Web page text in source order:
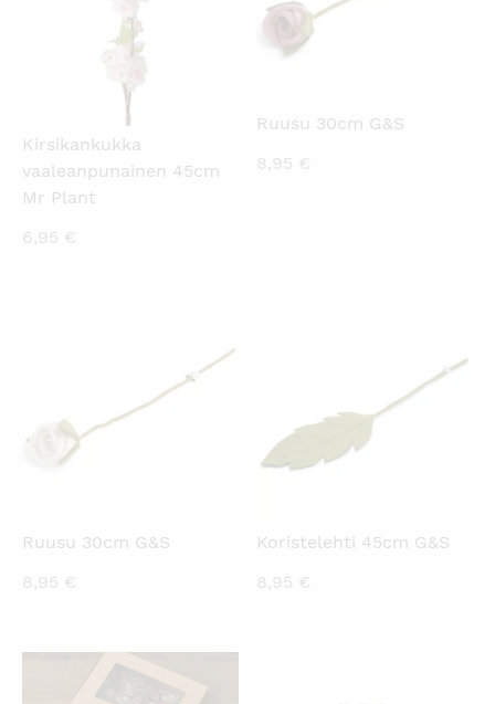
Kirsikankukka
vaaleanpunainen 45cm
Mr Plant
6,95 €
Ruusu 30cm G&S
8,95 €
Ruusu 30cm G&S
8,95 €
Koristelehti 45cm G&S
8,95 €